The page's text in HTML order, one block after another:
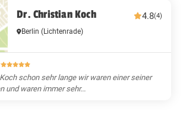
Dr. Christian Koch 4.8(4)
Berlin(Lichtenrade)
schon sehr lange wir waren einer seiner
und waren immer sehr...